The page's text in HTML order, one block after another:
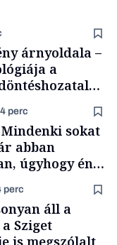
árnyoldala –
a
4 perc
sokat
abban
úgyhogy én
akartam
perc
áll a
Sziget
is megszólalt